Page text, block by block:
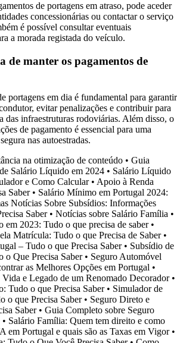
de portagens em atraso, pode aceder
concessionárias ou contactar o serviço
é possível consultar eventuais
a morada registada do veículo.
de manter os pagamentos de
portagens em dia é fundamental para garantir
evitar penalizações e contribuir para
das infraestruturas rodoviárias. Além disso, o
de pagamento é essencial para uma
nas autoestradas.
na otimização de conteúdo • Guia
Salário Líquido em 2024 • Salário Líquido
e Como Calcular• Apoio à Renda
Saber• Salário Mínimo em Portugal 2024:
Notícias Sobre Subsídios: Informações
Saber• Notícias sobre Salário Família •
em 2023: Tudo o que precisa de saber•
Matrícula: Tudo o que Precisa de Saber•
– Tudo o que Precisa Saber• Subsídio de
o Que Precisa Saber• Seguro Automóvel
as Melhores Opções em Portugal •
e Legado de um Renomado Decorador•
Tudo o que Precisa Saber• Simulador de
o que Precisa Saber• Seguro Direto e
Saber• Guia Completo sobre Seguro
• Salário Família: Quem tem direito e como
em Portugal e quais são as Taxas em Vigor•